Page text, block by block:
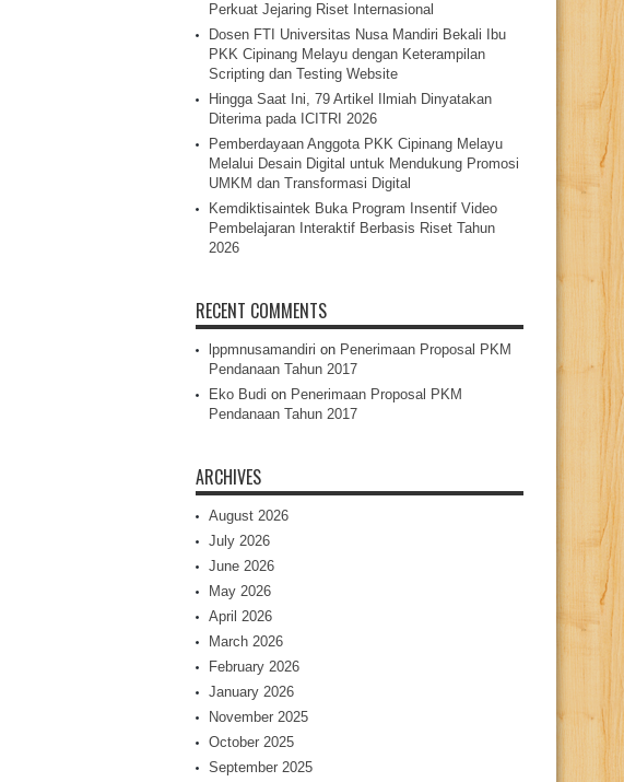
Perkuat Jejaring Riset Internasional
Dosen FTI Universitas Nusa Mandiri Bekali Ibu
PKK Cipinang Melayu dengan Keterampilan
Scripting dan Testing Website
Hingga Saat Ini, 79 Artikel Ilmiah Dinyatakan
Diterima pada ICITRI 2026
Pemberdayaan Anggota PKK Cipinang Melayu
Melalui Desain Digital untuk Mendukung Promosi
UMKM dan Transformasi Digital
Kemdiktisaintek Buka Program Insentif Video
Pembelajaran Interaktif Berbasis Riset Tahun
2026
RECENT COMMENTS
lppmnusamandiri on Penerimaan Proposal PKM
Pendanaan Tahun 2017
Eko Budi on Penerimaan Proposal PKM
Pendanaan Tahun 2017
ARCHIVES
August 2026
July 2026
June 2026
May 2026
April 2026
March 2026
February 2026
January 2026
November 2025
October 2025
September 2025